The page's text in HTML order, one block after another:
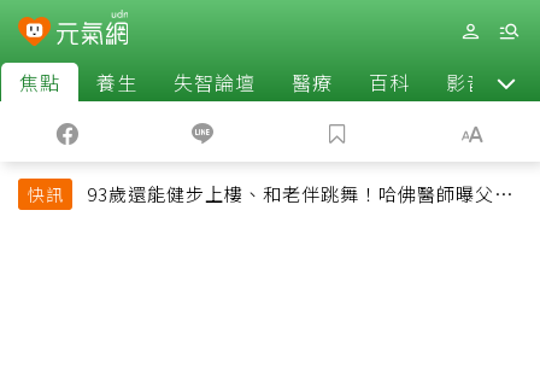
焦點 養生 失智論壇 醫療 百科 影音
快訊
93歲還能健步上樓、和老伴跳舞！哈佛醫師曝父親